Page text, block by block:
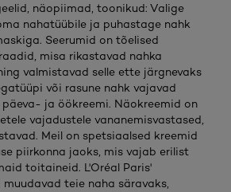
näopiimad, toonikud: Valige
nahatüübile ja puhastage nahk
Seerumid on tõelised
misa rikastavad nahka
valmistavad selle ette järgnevaks
või rasune nahk vajavad
ja öökreemi. Näokreemid on
vajadustele vananemisvastased,
Meil on spetsiaalsed kreemid
piirkonna jaoks, mis vajab erilist
toitaineid. L'Oréal Paris'
teie naha säravaks,